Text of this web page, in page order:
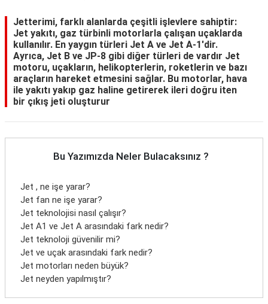
Yaşam
Hukuk
Blog
Jetterimi, farklı alanlarda çeşitli işlevlere sahiptir:
Jet yakıtı, gaz türbinli motorlarla çalışan uçaklarda
kullanılır. En yaygın türleri Jet A ve Jet A-1'dir.
Ayrıca, Jet B ve JP-8 gibi diğer türleri de vardır Jet
motoru, uçakların, helikopterlerin, roketlerin ve bazı
araçların hareket etmesini sağlar. Bu motorlar, hava
ile yakıtı yakıp gaz haline getirerek ileri doğru iten
bir çıkış jeti oluşturur
Bu Yazımızda Neler Bulacaksınız ?
Jet , ne işe yarar?
Jet fan ne işe yarar?
Jet teknolojisi nasıl çalışır?
Jet A1 ve Jet A arasındaki fark nedir?
Jet teknoloji güvenilir mi?
Jet ve uçak arasındaki fark nedir?
Jet motorları neden büyük?
Jet neyden yapılmıştır?